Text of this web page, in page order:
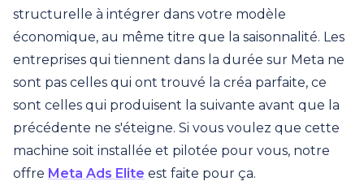
structurelle à intégrer dans votre modèle
économique, au même titre que la saisonnalité. Les
entreprises qui tiennent dans la durée sur Meta ne
sont pas celles qui ont trouvé la créa parfaite, ce
sont celles qui produisent la suivante avant que la
précédente ne s'éteigne. Si vous voulez que cette
machine soit installée et pilotée pour vous, notre
offre Meta Ads Elite est faite pour ça.